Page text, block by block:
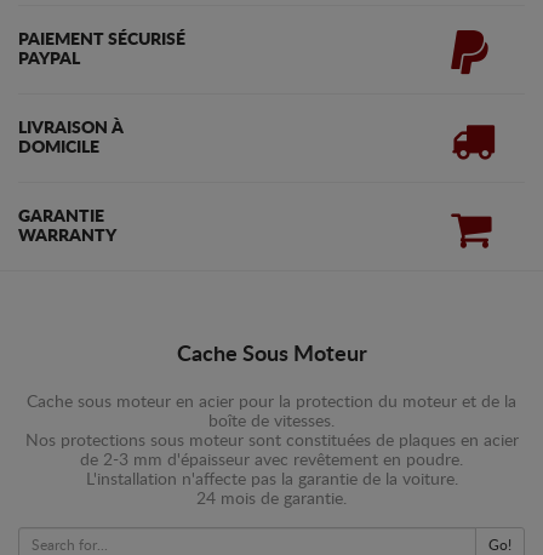
PAIEMENT SÉCURISÉ
PAYPAL
LIVRAISON À
DOMICILE
GARANTIE
WARRANTY
Cache Sous Moteur
Cache sous moteur en acier pour la protection du moteur et de la
boîte de vitesses.
Nos protections sous moteur sont constituées de plaques en acier
de 2-3 mm d'épaisseur avec revêtement en poudre.
L'installation n'affecte pas la garantie de la voiture.
24 mois de garantie.
Go!